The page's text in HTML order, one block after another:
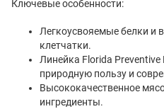
Ключевые особенности:
Легкоусвояемые белки и
клетчатки.
Линейка Florida Preventive
природную пользу и
Высококачественное
ингредиенты.